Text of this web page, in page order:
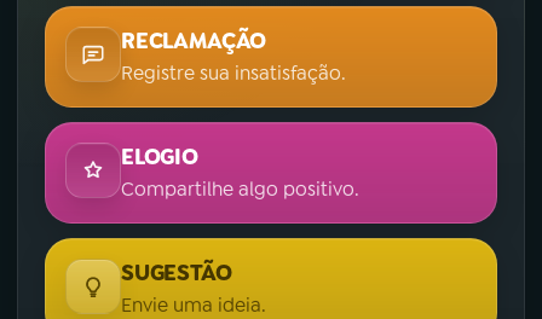
RECLAMAÇÃO
Registre sua insatisfação.
ELOGIO
Compartilhe algo positivo.
SUGESTÃO
Envie uma ideia.